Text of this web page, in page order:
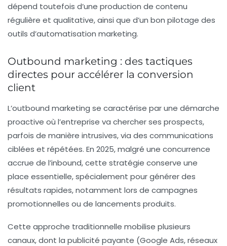
dépend toutefois d’une production de contenu
régulière et qualitative, ainsi que d’un bon pilotage des
outils d’automatisation marketing.
Outbound marketing : des tactiques
directes pour accélérer la conversion
client
L’outbound marketing se caractérise par une démarche
proactive où l’entreprise va chercher ses prospects,
parfois de manière intrusives, via des communications
ciblées et répétées. En 2025, malgré une concurrence
accrue de l’inbound, cette stratégie conserve une
place essentielle, spécialement pour générer des
résultats rapides, notamment lors de campagnes
promotionnelles ou de lancements produits.
Cette approche traditionnelle mobilise plusieurs
canaux, dont la publicité payante (Google Ads, réseaux